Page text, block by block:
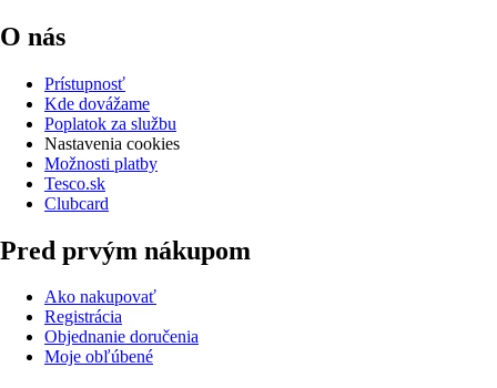
O nás
Prístupnosť
Kde dovážame
Poplatok za službu
Nastavenia cookies
Možnosti platby
Tesco.sk
Clubcard
Pred prvým nákupom
Ako nakupovať
Registrácia
Objednanie doručenia
Moje obľúbené